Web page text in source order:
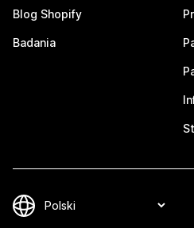
Blog Shopify
Badania